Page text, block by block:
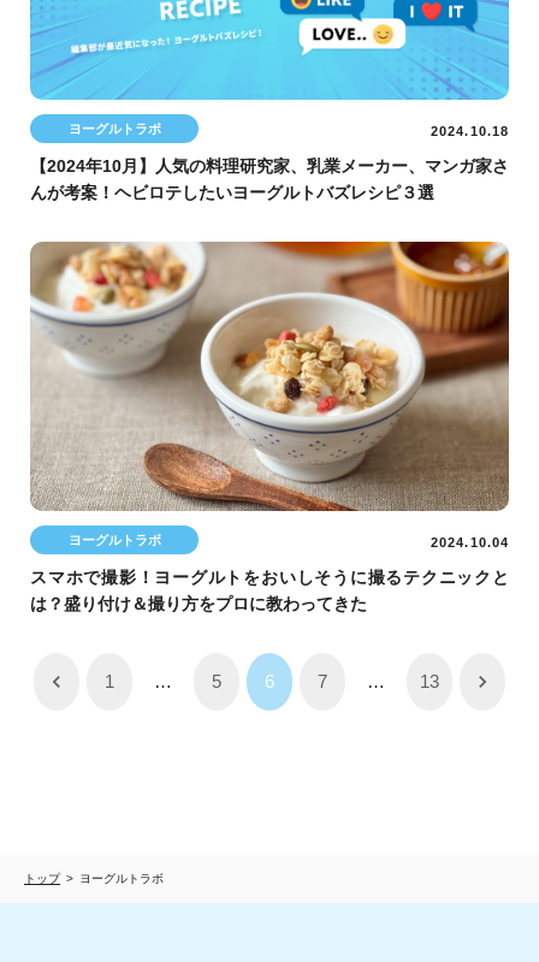
ヨーグルトラボ 2024.10.18
【2024年10月】人気の料理研究家、乳業メーカー、マンガ家さ
んが考案！ヘビロテしたいヨーグルトバズレシピ３選
ヨーグルトラボ 2024.10.04
スマホで撮影！ヨーグルトをおいしそうに撮るテクニックと
は？盛り付け＆撮り方をプロに教わってきた
1 … 5 6 7 … 13
トップ ヨーグルトラボ